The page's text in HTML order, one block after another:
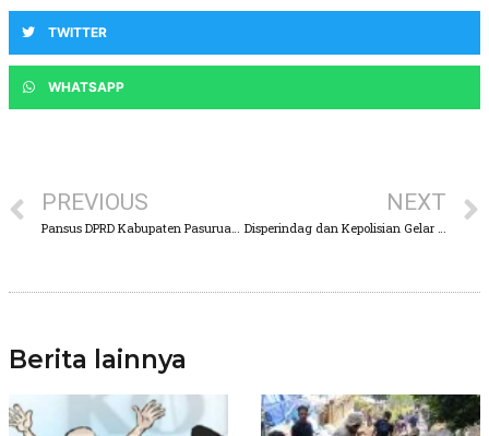
TWITTER
WHATSAPP
PREVIOUS NEXT
Berita lainnya